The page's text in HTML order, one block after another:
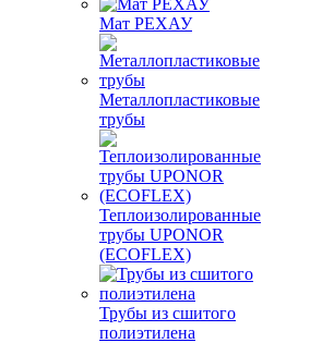
Мат РЕХАУ
Металлопластиковые
трубы
Теплоизолированные
трубы UPONOR
(ECOFLEX)
Трубы из сшитого
полиэтилена